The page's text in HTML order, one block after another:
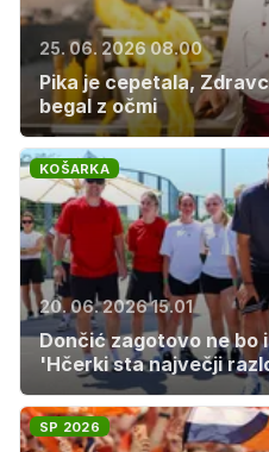
25. 06. 2026 08.00
Pika je cepetala,
begal z očmi
KOŠARKA
20. 06. 2026 15.01
Dončić zagotovo ne bo
'Hčerki sta največji
SP 2026